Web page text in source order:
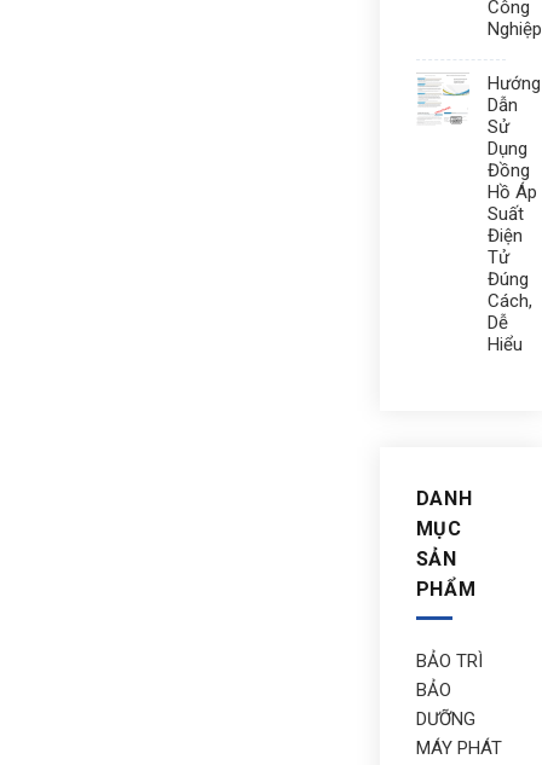
Công
Nghiệp
Hướng
Dẫn
Sử
Dụng
Đồng
Hồ Áp
Suất
Điện
Tử
Đúng
Cách,
Dễ
Hiểu
DANH
MỤC
SẢN
PHẨM
BẢO TRÌ
BẢO
DƯỠNG
MÁY PHÁT